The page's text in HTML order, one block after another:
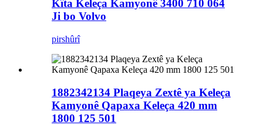
Kîta Keleça Kamyonê 3400 710 064
Ji bo Volvo
pirshûrî
1882342134 Plaqeya Zextê ya Keleça
Kamyonê Qapaxa Keleça 420 mm
1800 125 501